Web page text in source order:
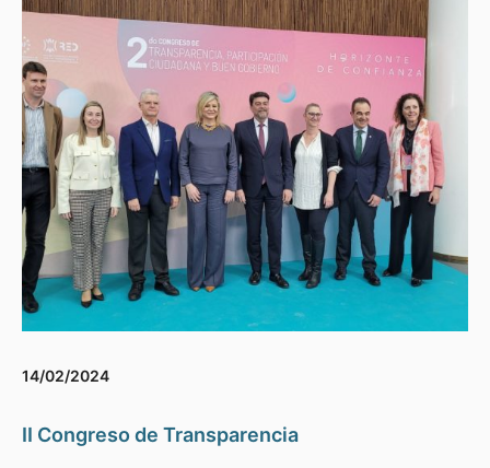
14/02/2024
II Congreso de Transparencia